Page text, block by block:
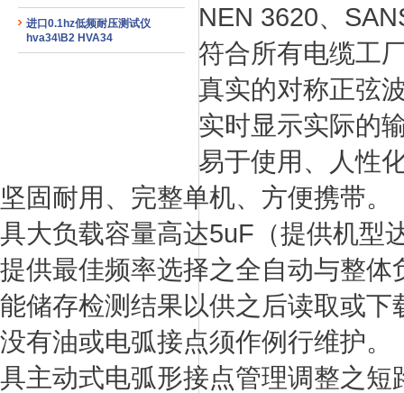
进口0.1hz低频耐压测试仪
hva34\B2 HVA34
NEN 3620、
符合所有电缆工
真实的对称正弦
实时显示实际的
易于使用、人性
坚固耐用、完整单机、方便携带。
具大负载容量高达5uF（提供机型
提供最佳频率选择之全自动与整体
能储存检测结果以供之后读取或
没有油或电弧接点须作例行维护。
具主动式电弧形接点管理调整之